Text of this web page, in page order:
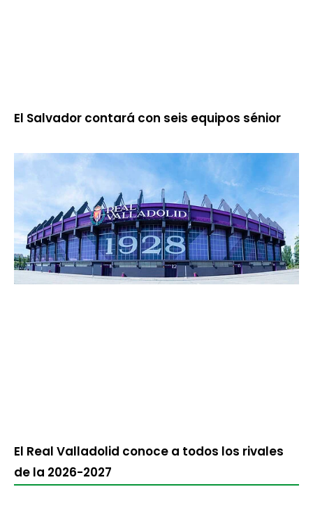
El Salvador contará con seis equipos sénior
El Real Valladolid conoce a todos los rivales
de la 2026-2027